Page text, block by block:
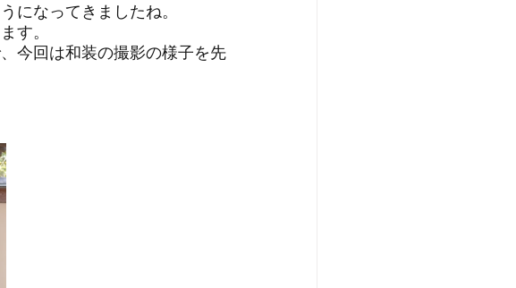
になってきましたね。
す。
今回は和装の撮影の様子を先